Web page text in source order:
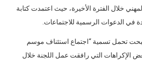
خلال الفترة الأخيرة، حيث اعتمدت كتابة
في الدعوات الرسمية للاجتماعات.
تحمل تسمية “اجتماع استئناف موسم
الإكراهات التي رافقت عمل اللجنة خلال